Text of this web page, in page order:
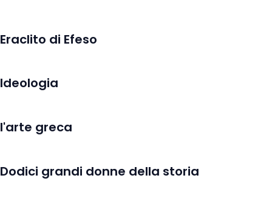
Eraclito di Efeso
Ideologia
l'arte greca
Dodici grandi donne della storia